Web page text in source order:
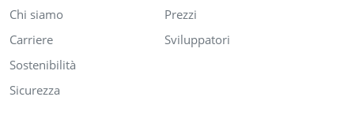
Chi siamo
Carriere
Sostenibilità
Sicurezza
Prezzi
Sviluppatori